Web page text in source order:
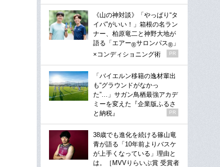
《山の神対談》「やっぱり“タ
イパ”がいい！」箱根の名ラン
ナー、柏原竜二と神野大地が
語る「エアー®サロンパス® 」
×コンディショニング術
PR
「バイエルン移籍の逸材輩出
も“グラウンドがなかっ
た”…」サガン鳥栖最強アカデ
ミーを変えた『企業版ふるさ
と納税』
PR
38歳でも進化を続ける篠山竜
青が語る「10年前よりバスケ
が上手くなっている」理由と
は。［MVVりらいぶ賞 受賞者